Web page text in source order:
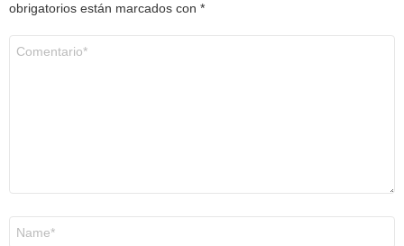
obrigatorios están marcados con *